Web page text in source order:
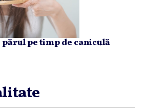
pe timp de caniculă